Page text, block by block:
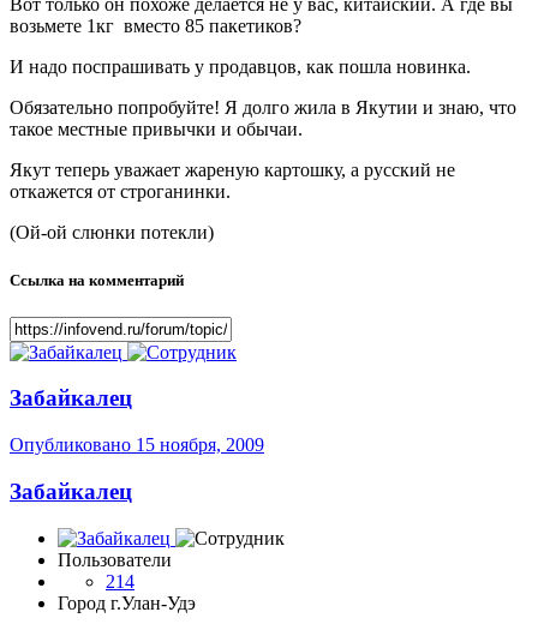
Вот только он похоже делается не у вас, китайский. А где вы
возьмете 1кг вместо 85 пакетиков?
И надо поспрашивать у продавцов, как пошла новинка.
Обязательно попробуйте! Я долго жила в Якутии и знаю, что
такое местные привычки и обычаи.
Якут теперь уважает жареную картошку, а русский не
откажется от строганинки.
(Ой-ой слюнки потекли)
Ссылка на комментарий
Забайкалец
Опубликовано 15 ноября, 2009
Забайкалец
Пользователи
214
Город г.Улан-Удэ